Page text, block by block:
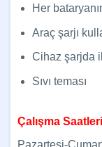
Her
Araç şarjı
Cihaz şarjda
Sıvı teması
Çalışma
Pazartesi-